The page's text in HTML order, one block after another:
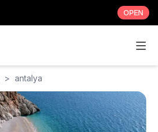
OPEN
> antalya